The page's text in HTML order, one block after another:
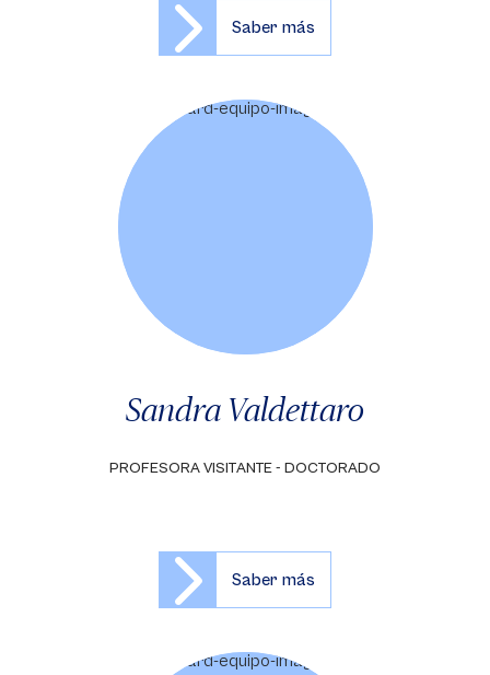
Saber más
Sandra Valdettaro
PROFESORA VISITANTE - DOCTORADO
Saber más